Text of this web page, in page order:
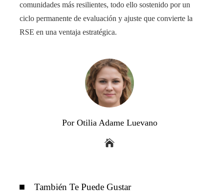
comunidades más resilientes, todo ello sostenido por un
ciclo permanente de evaluación y ajuste que convierte la
RSE en una ventaja estratégica.
Por Otilia Adame Luevano
También Te Puede Gustar